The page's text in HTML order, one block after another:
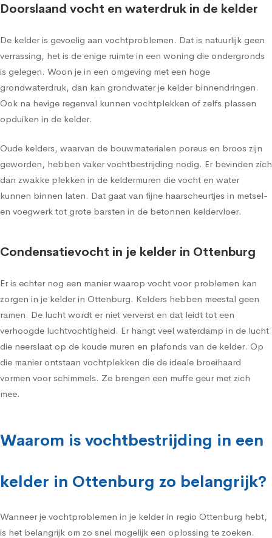
Doorslaand vocht en waterdruk in de kelder
De kelder is gevoelig aan vochtproblemen. Dat is natuurlijk geen
verrassing, het is de enige ruimte in een woning die ondergronds
is gelegen. Woon je in een omgeving met een hoge
grondwaterdruk, dan kan grondwater je kelder binnendringen.
Ook na hevige regenval kunnen vochtplekken of zelfs plassen
opduiken in de kelder.
Oude kelders, waarvan de bouwmaterialen poreus en broos zijn
geworden, hebben vaker vochtbestrijding nodig. Er bevinden zich
dan zwakke plekken in de keldermuren die vocht en water
kunnen binnen laten. Dat gaat van fijne haarscheurtjes in metsel-
en voegwerk tot grote barsten in de betonnen keldervloer.
Condensatievocht in je kelder in Ottenburg
Er is echter nog een manier waarop vocht voor problemen kan
zorgen in je kelder in Ottenburg. Kelders hebben meestal geen
ramen. De lucht wordt er niet ververst en dat leidt tot een
verhoogde luchtvochtigheid. Er hangt veel waterdamp in de lucht
die neerslaat op de koude muren en plafonds van de kelder. Op
die manier ontstaan vochtplekken die de ideale broeihaard
vormen voor schimmels. Ze brengen een muffe geur met zich
mee.
Waarom is vochtbestrijding in een
kelder in Ottenburg zo belangrijk?
Wanneer je vochtproblemen in je kelder in regio Ottenburg hebt,
is het belangrijk om zo snel mogelijk een oplossing te zoeken.